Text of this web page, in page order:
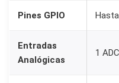
l
Pines GPIO
Entradas
Analógicas
1